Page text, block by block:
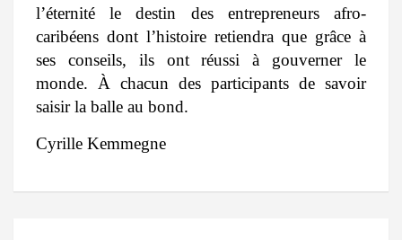
l’éternité le destin des entrepreneurs afro-
caribéens dont l’histoire retiendra que grâce à
ses conseils, ils ont réussi à gouverner le
monde. À chacun des participants de savoir
saisir la balle au bond.
Cyrille Kemmegne